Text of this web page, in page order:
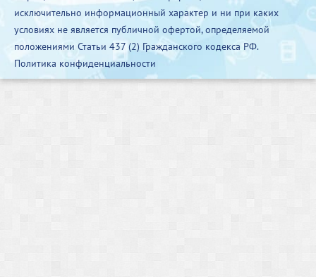
исключительно информационный характер и ни при каких
условиях не является публичной офертой, определяемой
положениями Статьи 437 (2) Гражданского кодекса РФ.
Политика конфиденциальности